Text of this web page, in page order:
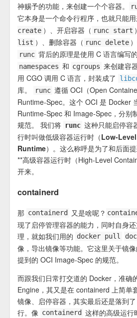
神赐予的功能，来创建一个个容器。
它本身是一个命令行程序，也就只能
create ）、开启容器（ runc start
list ）、删除容器（ runc delete
runc 背后的原理是使用 C 语言编写
namespaces 和 cgroups 来创建容
用 CGO 调用 C 语言，封装成了
库。
runc 遵循 OCI（Open
Runtime-Spec。这个 OCI 是 Docker
Runtime-Spec 和 Image-Spec，分别
规范。 我们将 runc 这种只能启停容
行时叫做低级容器运行时（Low-
Runtime） 。这么称呼是为了和后面
**高级容器运行时（High-Level
开来。
containerd
那 containerd 又是啥呢？
现了启停管理容器的能力，同时自身
理，就如我们用的 docker pull
像，导出镜像等功能。它这里关于镜
提到的 OCI Image-Spec 的规范。
而跟我们日常打交道的 Docker，准确
Engine，其又是在 containerd 上简单
镜像、启停容器，其实最后还是落到
行。像 containerd 这样的高级运行